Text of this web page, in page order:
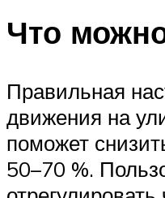
Что
Правильная
движения на
поможет
50–70 %.